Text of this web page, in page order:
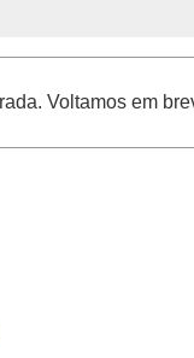
Voltamos em